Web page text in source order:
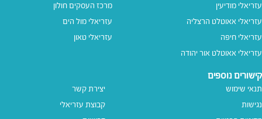
עזריאלי מודיעין
עזריאלי אאוטלט הרצליה
עזריאלי חיפה
עזריאלי אאוטלט אור יהודה
מרכז העסקים חולון
עזריאלי מול הים
עזריאלי טאון
קישורים נוספים
תנאי שימוש
נגישות
יצירת קשר
קבוצת עזריאלי